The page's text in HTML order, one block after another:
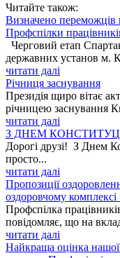
Читайте також:
Визначено переможців
Профспілки
Черговий етап
державних установ м.
читати далі
Річниця заснування
Президія щиро вітає
річницею заснування
читати далі
З ДНЕМ
Дорогі друзі! З Днем
просто...
читати далі
Пропозиції
оздоровчому
Профспілка
повідомляє, що на
читати далі
Найкраща оцінка